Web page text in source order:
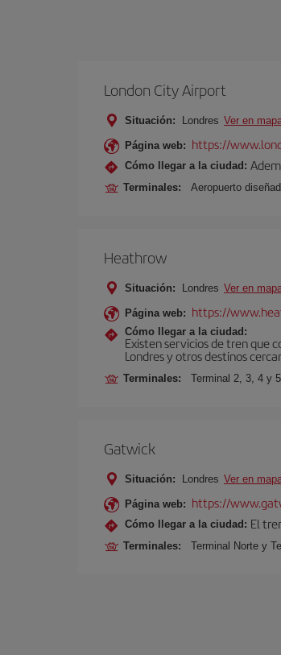
London City Airport
Situación: Londres Ver en
Página web: https://
Cómo llegar a la ciudad:
Terminales: Aeropuerto
Heathrow
Situación: Londres Ver en
Página web: https://
Cómo llegar a la ciudad:
Existen servicios de tren que
Londres y otros destinos
Terminales: Terminal 2, 3, 4 y
Gatwick
Situación: Londres Ver en
Página web: https://
Cómo llegar a la ciudad: El
Terminales: Terminal Norte y